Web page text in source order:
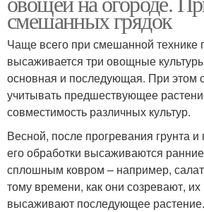
смешанных грядок
Чаще всего при смешанной технике
высаживается три овощные
основная и последующая. При этом
учитывать предшествующее
совместимость различных культур.
Весной, после прогревания грунта
его обработки высаживаются
сплошным ковром – например,
тому времени, как они созревают,
высаживают последующее растение.